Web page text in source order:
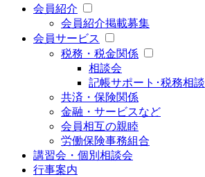
会員紹介
会員紹介掲載募集
会員サービス
税務・税金関係
相談会
記帳サポート･税務相談
共済・保険関係
金融・サービスなど
会員相互の親睦
労働保険事務組合
講習会・個別相談会
行事案内